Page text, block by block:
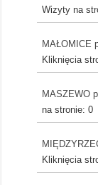
Wizyty na
MAŁOMICE
Kliknięcia
MASZEWO
na stronie: 0
Kliknięcia